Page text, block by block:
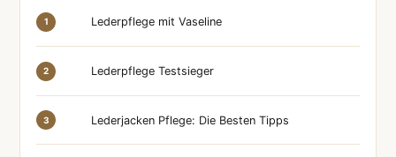
1 Lederpflege mit Vaseline
2 Lederpflege Testsieger
3 Lederjacken Pflege: Die Besten Tipps